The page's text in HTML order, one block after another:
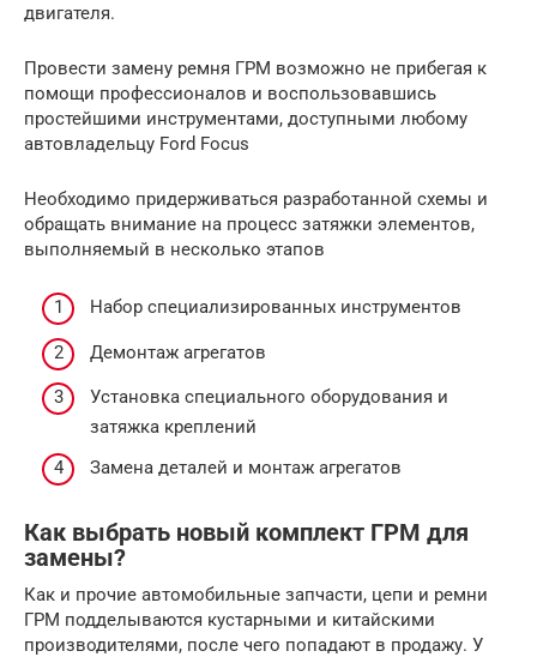
двигателя.
Провести замену ремня ГРМ возможно не прибегая к
помощи профессионалов и воспользовавшись
простейшими инструментами, доступными любому
автовладельцу Ford Focus
Необходимо придерживаться разработанной схемы и
обращать внимание на процесс затяжки элементов,
выполняемый в несколько этапов
Набор специализированных инструментов
Демонтаж агрегатов
Установка специального оборудования и
затяжка креплений
Замена деталей и монтаж агрегатов
Как выбрать новый комплект ГРМ для
замены?
Как и прочие автомобильные запчасти, цепи и ремни
ГРМ подделываются кустарными и китайскими
производителями, после чего попадают в продажу. У